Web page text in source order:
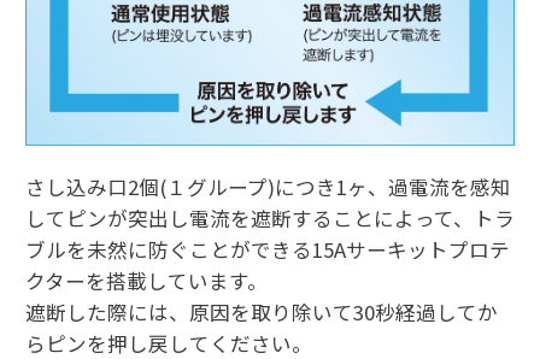
さし込み口2個(１グループ)につき1ヶ、過電流を感知
してピンが突出し電流を遮断することによって、トラ
ブルを未然に防ぐことができる15Aサーキットプロテ
クターを搭載しています。
遮断した際には、原因を取り除いて30秒経過してか
らピンを押し戻してください。